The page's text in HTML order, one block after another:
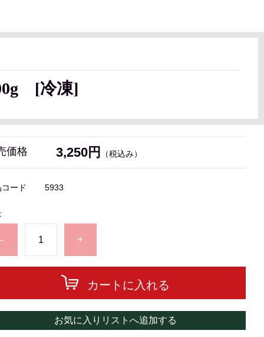
[冷凍]
価格 3,250円 （税込み）
ード 5933
- +
カートに入れる
お気に入りリストへ追加する